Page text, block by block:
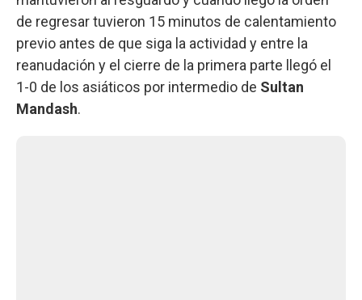
de regresar tuvieron 15 minutos de calentamiento
previo antes de que siga la actividad y entre la
reanudación y el cierre de la primera parte llegó el
1-0 de los asiáticos por intermedio de Sultan
Mandash.